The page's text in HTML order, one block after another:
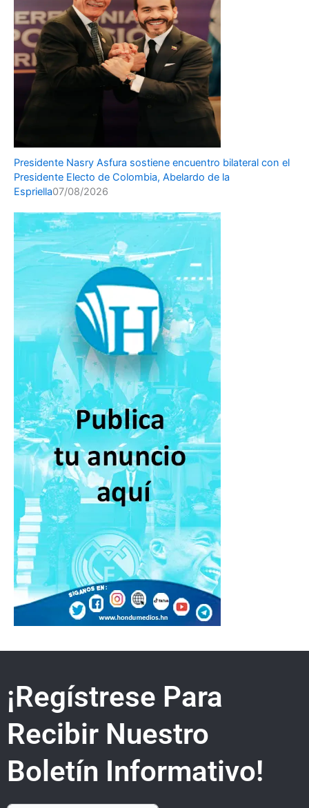
Presidente Nasry Asfura sostiene encuentro bilateral con el
Presidente Electo de Colombia, Abelardo de la
Espriella07/08/2026
¡Regístrese Para
Recibir Nuestro
Boletín Informativo!